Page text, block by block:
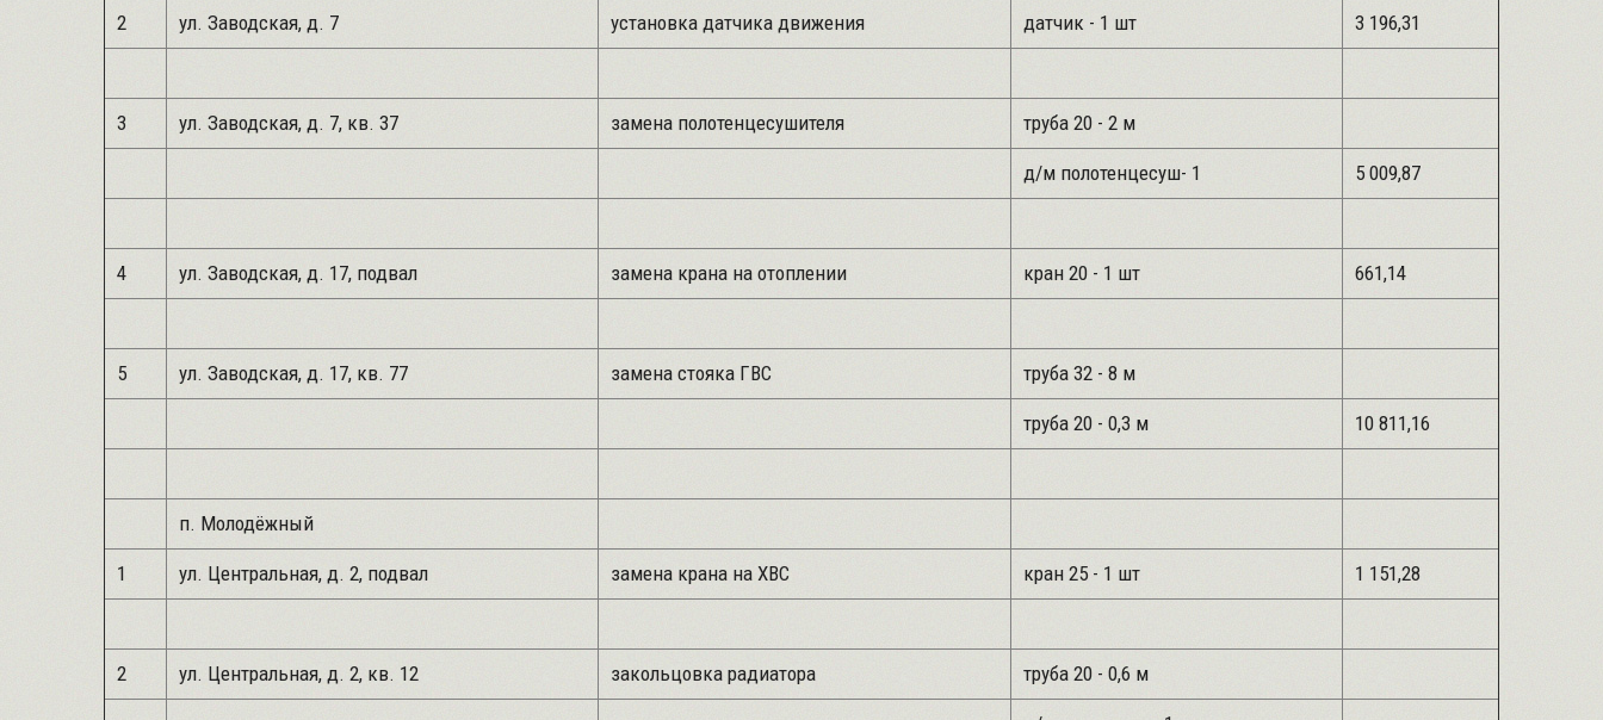
2 ул. Заводская, д. 7 установка датчика движения датчик - 1 шт 3 196,31
3 ул. Заводская, д. 7, кв. 37 замена полотенцесушителя труба 20 - 2 м
д/м полотенцесуш- 1 5 009,87
4 ул. Заводская, д. 17, подвал замена крана на отоплении кран 20 - 1 шт 661,14
5 ул. Заводская, д. 17, кв. 77 замена стояка ГВС труба 32 - 8 м
труба 20 - 0,3 м 10 811,16
п. Молодёжный
1 ул. Центральная, д. 2, подвал замена крана на ХВС кран 25 - 1 шт 1 151,28
2 ул. Центральная, д. 2, кв. 12 закольцовка радиатора труба 20 - 0,6 м